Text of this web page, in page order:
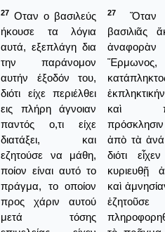
27 Οταν ο βασιλεύς
ήκουσε τα λόγια
αυτά, εξεπλάγη δια
την παράνομον
αυτήν έξοδόν του,
διότι είχε περιέλθει
εις πλήρη άγνοιαν
παντός ο,τι είχε
διατάξει, και
εζητούσε να μάθη,
ποίον είναι αυτό το
πράγμα, το οποίον
προς χάριν αυτού
μετά τόσης
27
Ὅταν
βασιλιᾶς
καὶ
ἀπὸ τὰ
διότι
κυριευθῇ
καὶ